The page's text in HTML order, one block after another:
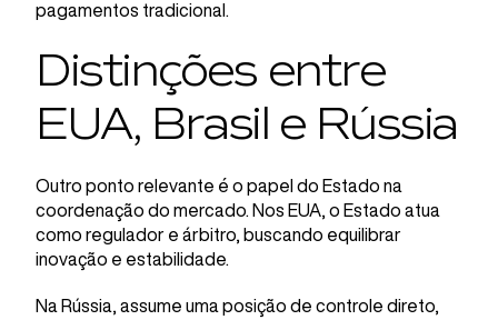
pagamentos tradicional.
Distinções entre
EUA, Brasil e Rússia
Outro ponto relevante é o papel do Estado na
coordenação do mercado. Nos EUA, o Estado atua
como regulador e árbitro, buscando equilibrar
inovação e estabilidade.
Na Rússia, assume uma posição de controle direto,